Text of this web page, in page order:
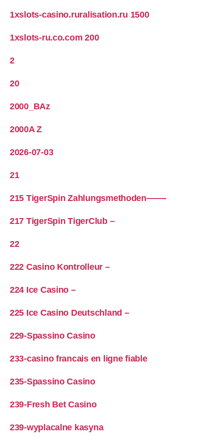
1xslots-casino.ruralisation.ru 1500
1xslots-ru.co.com 200
2
20
2000_BAz
2000A Z
2026-07-03
21
215 TigerSpin Zahlungsmethoden——-
217 TigerSpin TigerClub –
22
222 Casino Kontrolleur –
224 Ice Casino –
225 Ice Casino Deutschland –
229-Spassino Casino
233-casino francais en ligne fiable
235-Spassino Casino
239-Fresh Bet Casino
239-wyplacalne kasyna